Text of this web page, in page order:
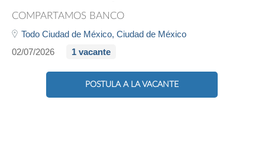
COMPARTAMOS BANCO
Todo Ciudad de México, Ciudad de México
02/07/2026
1 vacante
POSTULA A LA VACANTE